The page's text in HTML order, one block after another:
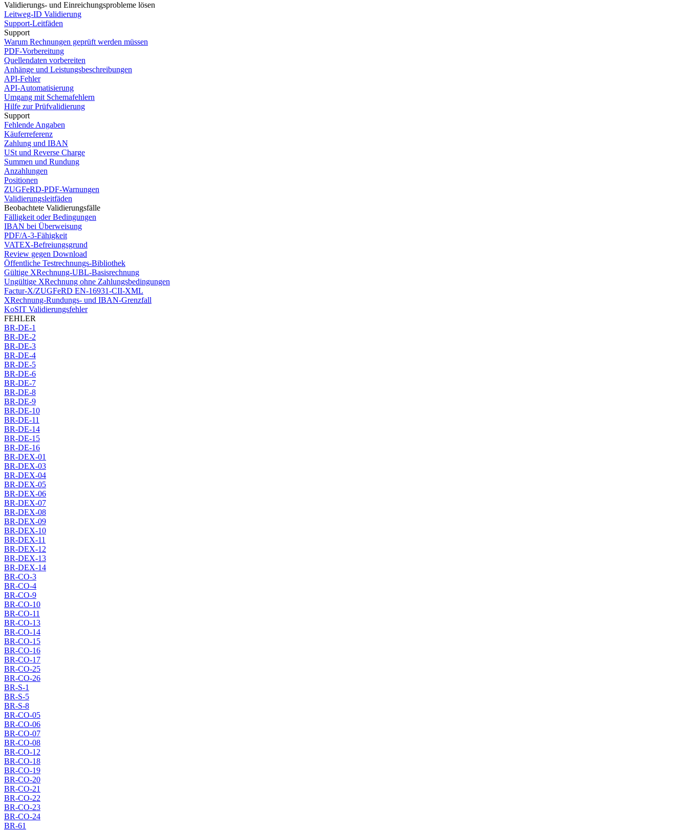
Validierungs- und Einreichungsprobleme lösen
Leitweg-ID Validierung
Support-Leitfäden
Support
Warum Rechnungen geprüft werden müssen
PDF-Vorbereitung
Quellendaten vorbereiten
Anhänge und Leistungsbeschreibungen
API-Fehler
API-Automatisierung
Umgang mit Schemafehlern
Hilfe zur Prüfvalidierung
Support
Fehlende Angaben
Käuferreferenz
Zahlung und IBAN
USt und Reverse Charge
Summen und Rundung
Anzahlungen
Positionen
ZUGFeRD-PDF-Warnungen
Validierungsleitfäden
Beobachtete Validierungsfälle
Fälligkeit oder Bedingungen
IBAN bei Überweisung
PDF/A-3-Fähigkeit
VATEX-Befreiungsgrund
Review gegen Download
Öffentliche Testrechnungs-Bibliothek
Gültige XRechnung-UBL-Basisrechnung
Ungültige XRechnung ohne Zahlungsbedingungen
Factur-X/ZUGFeRD EN-16931-CII-XML
XRechnung-Rundungs- und IBAN-Grenzfall
KoSIT Validierungsfehler
FEHLER
BR-DE-1
BR-DE-2
BR-DE-3
BR-DE-4
BR-DE-5
BR-DE-6
BR-DE-7
BR-DE-8
BR-DE-9
BR-DE-10
BR-DE-11
BR-DE-14
BR-DE-15
BR-DE-16
BR-DEX-01
BR-DEX-03
BR-DEX-04
BR-DEX-05
BR-DEX-06
BR-DEX-07
BR-DEX-08
BR-DEX-09
BR-DEX-10
BR-DEX-11
BR-DEX-12
BR-DEX-13
BR-DEX-14
BR-CO-3
BR-CO-4
BR-CO-9
BR-CO-10
BR-CO-11
BR-CO-13
BR-CO-14
BR-CO-15
BR-CO-16
BR-CO-17
BR-CO-25
BR-CO-26
BR-S-1
BR-S-5
BR-S-8
BR-CO-05
BR-CO-06
BR-CO-07
BR-CO-08
BR-CO-12
BR-CO-18
BR-CO-19
BR-CO-20
BR-CO-21
BR-CO-22
BR-CO-23
BR-CO-24
BR-61